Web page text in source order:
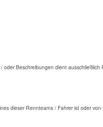
Beschreibungen dient ausschließlich
dieser Rennteams / Fahrer ist oder von